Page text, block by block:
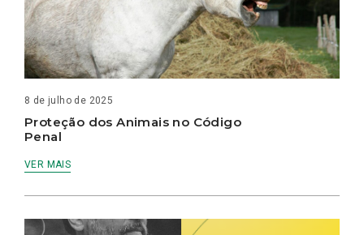
8 de julho de 2025
Proteção dos Animais no Código
Penal
VER MAIS